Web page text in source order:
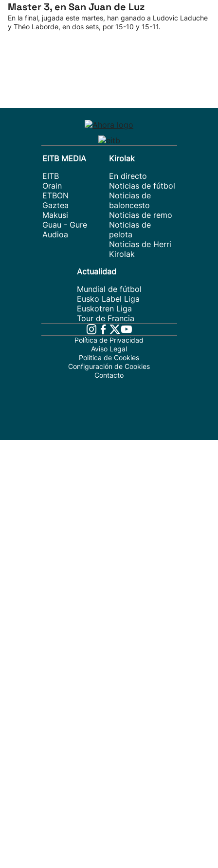
Master 3, en San Juan de Luz
En la final, jugada este martes, han ganado a Ludovic Laduche
y Théo Laborde, en dos sets, por 15-10 y 15-11.
EITB MEDIA
EITB
Orain
ETBON
Gaztea
Makusi
Guau - Gure
Audioa
Kirolak
En directo
Noticias de fútbol
Noticias de
baloncesto
Noticias de remo
Noticias de
pelota
Noticias de Herri
Kirolak
Actualidad
Mundial de fútbol
Eusko Label Liga
Euskotren Liga
Tour de Francia
Política de Privacidad
Aviso Legal
Política de Cookies
Configuración de Cookies
Contacto